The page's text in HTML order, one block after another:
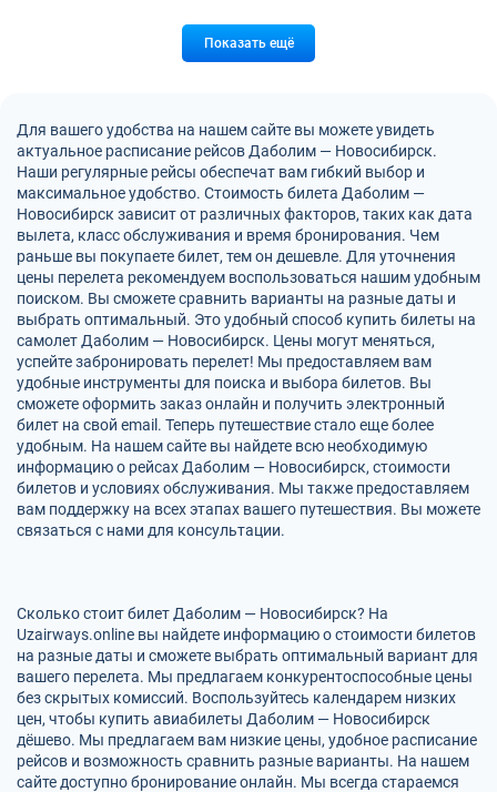
Показать ещё
Для вашего удобства на нашем сайте вы можете увидеть
актуальное расписание рейсов Даболим — Новосибирск.
Наши регулярные рейсы обеспечат вам гибкий выбор и
максимальное удобство. Стоимость билета Даболим —
Новосибирск зависит от различных факторов, таких как дата
вылета, класс обслуживания и время бронирования. Чем
раньше вы покупаете билет, тем он дешевле. Для уточнения
цены перелета рекомендуем воспользоваться нашим удобным
поиском. Вы сможете сравнить варианты на разные даты и
выбрать оптимальный. Это удобный способ купить билеты на
самолет Даболим — Новосибирск. Цены могут меняться,
успейте забронировать перелет! Мы предоставляем вам
удобные инструменты для поиска и выбора билетов. Вы
сможете оформить заказ онлайн и получить электронный
билет на свой email. Теперь путешествие стало еще более
удобным. На нашем сайте вы найдете всю необходимую
информацию о рейсах Даболим — Новосибирск, стоимости
билетов и условиях обслуживания. Мы также предоставляем
вам поддержку на всех этапах вашего путешествия. Вы можете
связаться с нами для консультации.
Сколько стоит билет Даболим — Новосибирск? На
Uzairways.online вы найдете информацию о стоимости билетов
на разные даты и сможете выбрать оптимальный вариант для
вашего перелета. Мы предлагаем конкурентоспособные цены
без скрытых комиссий. Воспользуйтесь календарем низких
цен, чтобы купить авиабилеты Даболим — Новосибирск
дёшево. Мы предлагаем вам низкие цены, удобное расписание
рейсов и возможность сравнить разные варианты. На нашем
сайте доступно бронирование онлайн. Мы всегда стараемся